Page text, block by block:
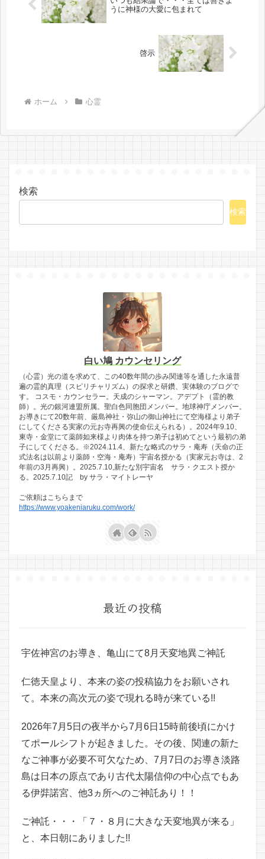
うに神様の大愛に包まれて
啓示
ホーム 心霊
検索
検索
白い鳩 カウンセリング
（心霊）光の道を求めて、この40数年間の歩み関連等を通した永遠普
遍の霊的真理（スピリチャリズム）の探求と研鑽、実体験のブログで
す。 コスモ・カウンセラー。天成のシャーマン。アデプト（霊的教
師）。光の銀河連盟所属。聖白色同胞団メンバー。地球神庁メンバー。
お導きにて20数年前、厳島神社・弥山の御山神社にて空海様より弟子
にしてくださる実家の元お寺再興の使命伝えられる）。2024年9.10、
東寺・金堂にて薬師如来様より肉体を持つ弟子は初めてという最初の弟
子にしてくださる。※2024.11.4、新たな略式のサラ・庵寿（天命の正
式法名は以前より薬師・空海・庵寿）宇宙名授かる（実家元お寺は、2
年前の3月再興）。2025.7.10,新たな別宇宙名 サラ・クエスト授か
る。2025.7.10記 by サラ・マイトレーヤ
ご依頼はこちらまで
https://www.yoakeniaruku.com/work/
最近の投稿
宇佐神宮のお導き、亀山にて8月天変地異ご神託
仁徳天皇より、本来の姿の投稿協力をお願いされ
て。本来の高次元の姿で現れる時が来ている!!
2026年7月5日の夜半から7月6日15時前後頃にかけ
てポールシフトが起きました。その後、関連の新た
なご神事が必要不可欠なため、7月7日のお導き淡路
島は日本の原点であり古代太陽信仰の中心点でもあ
る伊弉諾宮、他3ヵ所へのご神託あり！！
ご神託・・・「７・８月に大きな天変地異が来る」
と、本日朝にありました!!